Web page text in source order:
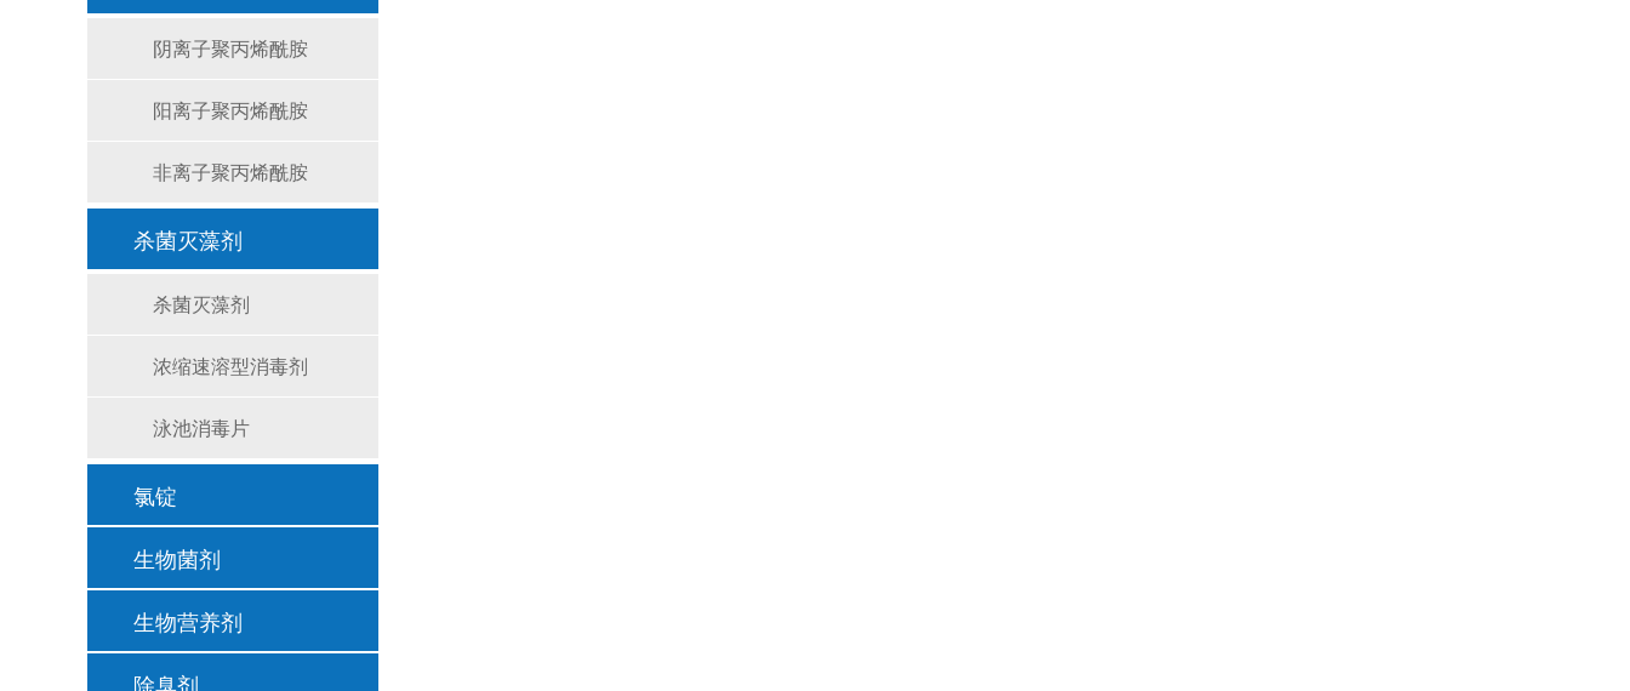
阴离子聚丙烯酰胺
阳离子聚丙烯酰胺
非离子聚丙烯酰胺
杀菌灭藻剂
杀菌灭藻剂
浓缩速溶型消毒剂
泳池消毒片
氯锭
生物菌剂
生物营养剂
除臭剂